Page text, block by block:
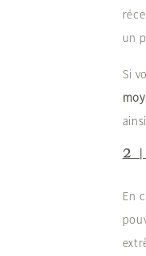
un
Si
2 |
En